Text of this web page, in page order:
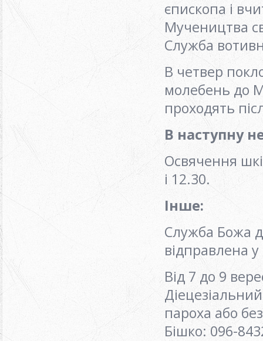
єпископа і
Мучеництва
Служба
В четвер
молебень до
проходять
В наступну
Освячення
i 12.30.
Інше:
Служба Божа
відправлена
Від 7 до 9
пароха або
Бішко: 096-